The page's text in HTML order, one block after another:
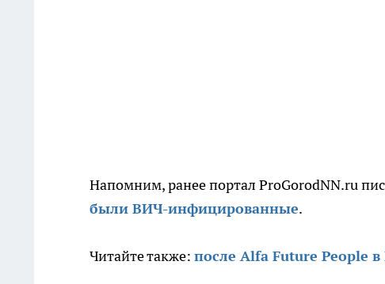
Напомним, ранее портал ProGorodNN.ru
были ВИЧ-инфицированные.
Читайте также: после Alfa Future People